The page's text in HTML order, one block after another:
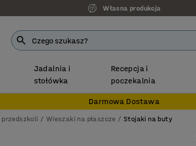
Własna produkcja
Jadalnia i
stołówka
Recepcja i
poczekalnia
Darmowa Dostawa
przedszkoli Wieszaki na płaszcze Stojaki na buty